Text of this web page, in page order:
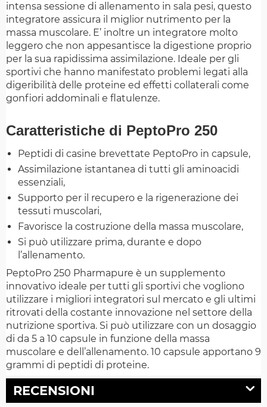
intensa sessione di allenamento in sala pesi, questo
integratore assicura il miglior nutrimento per la
massa muscolare. E’ inoltre un integratore molto
leggero che non appesantisce la digestione proprio
per la sua rapidissima assimilazione. Ideale per gli
sportivi che hanno manifestato problemi legati alla
digeribilità delle proteine ed effetti collaterali come
gonfiori addominali e flatulenze.
Caratteristiche di PeptoPro 250
Peptidi di casine brevettate PeptoPro in capsule,
Assimilazione istantanea di tutti gli aminoacidi
essenziali,
Supporto per il recupero e la rigenerazione dei
tessuti muscolari,
Favorisce la costruzione della massa muscolare,
Si può utilizzare prima, durante e dopo
l’allenamento.
PeptoPro 250 Pharmapure è un supplemento
innovativo ideale per tutti gli sportivi che vogliono
utilizzare i migliori integratori sul mercato e gli ultimi
ritrovati della costante innovazione nel settore della
nutrizione sportiva. Si può utilizzare con un dosaggio
di da 5 a 10 capsule in funzione della massa
muscolare e dell’allenamento. 10 capsule apportano 9
grammi di peptidi di proteine.
RECENSIONI